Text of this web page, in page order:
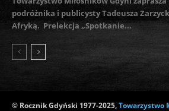
podróżnika i publicysty Tadeusza
Afryką. Prelekcja „Spotkanie...
© Rocznik Gdyński 1977-2025,Towarzystwo